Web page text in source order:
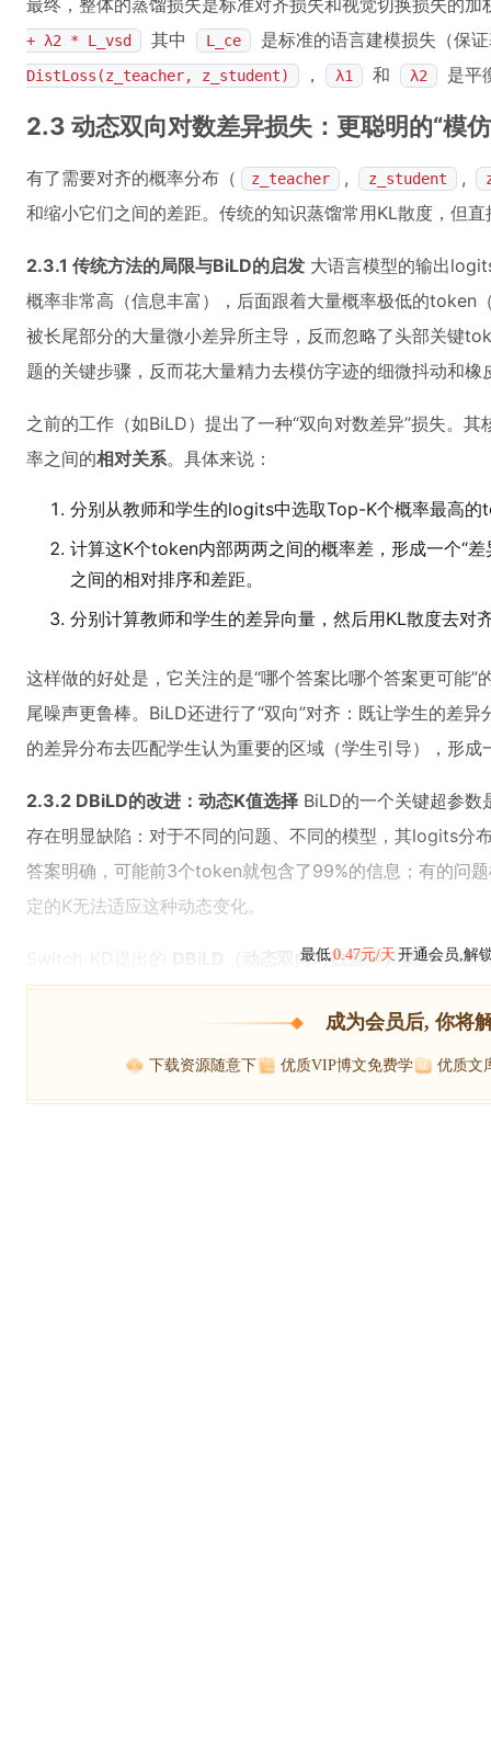
最终，整体的蒸馏损失是标准对齐损失和视觉切换损失的
+ λ2 * L_vsd 其中 L_ce 是标准的语言建模损失（保
DistLoss(z_teacher, z_student) ， λ1 和 λ2 是平
2.3 动态双向对数差异损失：更聪明的“模
有了需要对齐的概率分布（ z_teacher , z_student ,
和缩小它们之间的差距。传统的知识蒸馏常用KL散度，但
2.3.1 传统方法的局限与BiLD的启发 大语言模型的输出
概率非常高（信息丰富），后面跟着大量概率极低的token
被长尾部分的大量微小差异所主导，反而忽略了头部关键
题的关键步骤，反而花大量精力去模仿字迹的细微抖动和橡
之前的工作（如BiLD）提出了一种“双向对数差异”损失。
率之间的相对关系。具体来说：
分别从教师和学生的logits中选取Top-K个概率最高的
计算这K个token内部两两之间的概率差，形成一个“
之间的相对排序和差距。
分别计算教师和学生的差异向量，然后用KL散度去对
这样做的好处是，它关注的是“哪个答案比哪个答案更可能
尾噪声更鲁棒。BiLD还进行了“双向”对齐：既让学生的差
的差异分布去匹配学生认为重要的区域（学生引导），形成
2.3.2 DBiLD的改进：动态K值选择 BiLD的一个关键超参
存在明显缺陷：对于不同的问题、不同的模型，其logits分
答案明确，可能前3个token就包含了99%的信息；有的问
定的K无法适应这种动态变化。
DBiLD（动态双向对数差异）损失，核
最低0.47元/天 开通会员,解
成为会员后, 你将
下载资源随意下 优质VIP博文免费学 优质文